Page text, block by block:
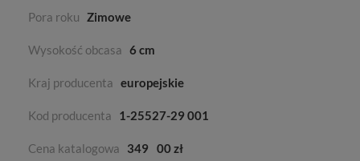
Pora roku Zimowe
Wysokość obcasa 6 cm
Kraj producenta europejskie
Kod producenta 1-25527-29 001
Cena katalogowa 349 00 zł